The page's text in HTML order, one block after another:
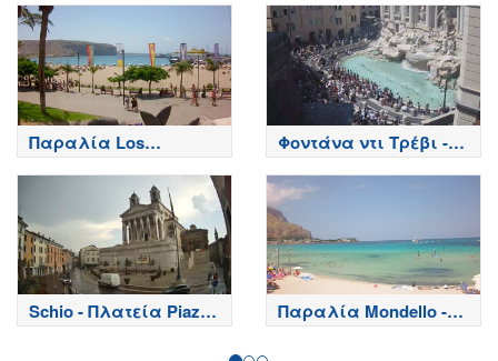
Παραλία Los
Cristianos - Τενερίφη -
Φοντάνα ντι Τρέβι -
Ρώμη
Schio - Πλατεία Piazza
Rossi
Παραλία Mondello -
Παλέρμο - Σικελία